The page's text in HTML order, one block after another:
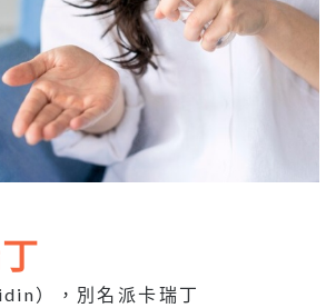
），別名派卡瑞丁